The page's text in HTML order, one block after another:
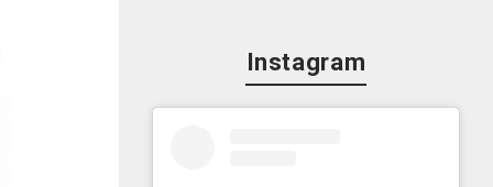
Instagram